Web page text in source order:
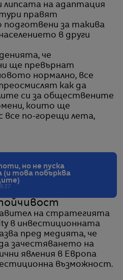
липсата на адаптация
правят
подготвени за такива
в други
че
ще превърнат
нормално, все
как да
си за обществените
които ще
по-горещи лета,
но не пуска
(и това побърква
на стратегията
в инвестиционната
пред медията, че
зачестяването на
явления в Европа
възможност.